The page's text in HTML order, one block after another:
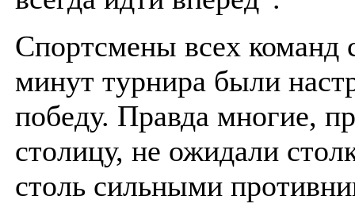
Спортсмены всех команд
минут турнира были
победу. Правда многие,
столицу, не ожидали
столь сильными